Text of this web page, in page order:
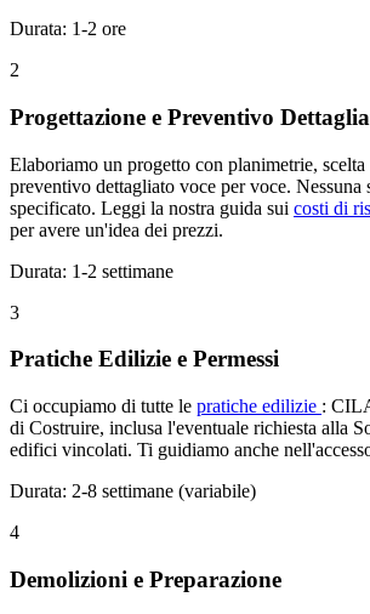
Durata: 1-2 ore
2
Progettazione e Preventivo
Elaboriamo un progetto con planimetrie, scelta
preventivo dettagliato voce per voce. Nessuna
specificato. Leggi la nostra guida sui costi di
per avere un'idea dei prezzi.
Durata: 1-2 settimane
3
Pratiche Edilizie e Permessi
Ci occupiamo di tutte le pratiche edilizie :
di Costruire, inclusa l'eventuale richiesta alla
edifici vincolati. Ti guidiamo anche
Durata: 2-8 settimane (variabile)
4
Demolizioni e Preparazione